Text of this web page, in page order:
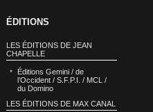
ÉDITIONS
LES ÉDITIONS DE JEAN
CHAPELLE
Éditions Gemini / de
l’Occident / S.F.P.I. / MCL /
du Domino
LES ÉDITIONS DE MAX CANAL